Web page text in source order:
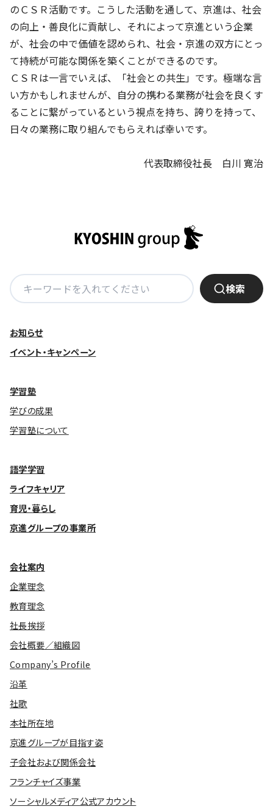
安全・安心にお通いいただくために
活動報告
お客様相談センター
メッセージアーカイブス
のＣＳＲ活動です。こうした活動を通して、京進は、社会
の向上・善良化に貢献し、それによって京進という企業
が、社会の中で価値を認められ、社会・京進の双方にとっ
て持続が可能な関係を築くことができるのです。
ＣＳＲは一言でいえば、「社会との共生」です。極端な言
い方かもしれませんが、自分の携わる業務が社会を良くす
ることに繋がっているという視点を持ち、誇りを持って、
日々の業務に取り組んでもらえれば幸いです。
代表取締役社長 白川 寛治
検
索:
検索
お知らせ
イベント・キャンペーン
学習塾
学びの成果
学習塾について
語学学習
ライフキャリア
育児・暮らし
京進グループの事業所
会社案内
企業理念
教育理念
社長挨拶
会社概要／組織図
Company’s Profile
沿革
社歌
本社所在地
京進グループが目指す姿
子会社および関係会社
フランチャイズ事業
ソーシャルメディア公式アカウント